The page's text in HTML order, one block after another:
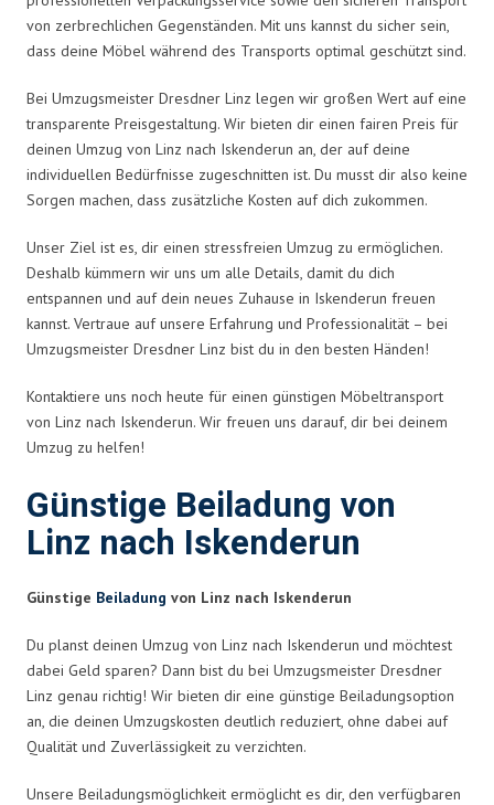
von zerbrechlichen Gegenständen. Mit uns kannst du sicher sein,
dass deine Möbel während des Transports optimal geschützt sind.
Bei Umzugsmeister Dresdner Linz legen wir großen Wert auf eine
transparente Preisgestaltung. Wir bieten dir einen fairen Preis für
deinen Umzug von Linz nach Iskenderun an, der auf deine
individuellen Bedürfnisse zugeschnitten ist. Du musst dir also keine
Sorgen machen, dass zusätzliche Kosten auf dich zukommen.
Unser Ziel ist es, dir einen stressfreien Umzug zu ermöglichen.
Deshalb kümmern wir uns um alle Details, damit du dich
entspannen und auf dein neues Zuhause in Iskenderun freuen
kannst. Vertraue auf unsere Erfahrung und Professionalität – bei
Umzugsmeister Dresdner Linz bist du in den besten Händen!
Kontaktiere uns noch heute für einen günstigen Möbeltransport
von Linz nach Iskenderun. Wir freuen uns darauf, dir bei deinem
Umzug zu helfen!
Günstige Beiladung von
Linz nach Iskenderun
Günstige Beiladung von Linz nach Iskenderun
Du planst deinen Umzug von Linz nach Iskenderun und möchtest
dabei Geld sparen? Dann bist du bei Umzugsmeister Dresdner
Linz genau richtig! Wir bieten dir eine günstige Beiladungsoption
an, die deinen Umzugskosten deutlich reduziert, ohne dabei auf
Qualität und Zuverlässigkeit zu verzichten.
Unsere Beiladungsmöglichkeit ermöglicht es dir, den verfügbaren